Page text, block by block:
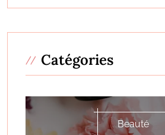
Catégories
Beauté